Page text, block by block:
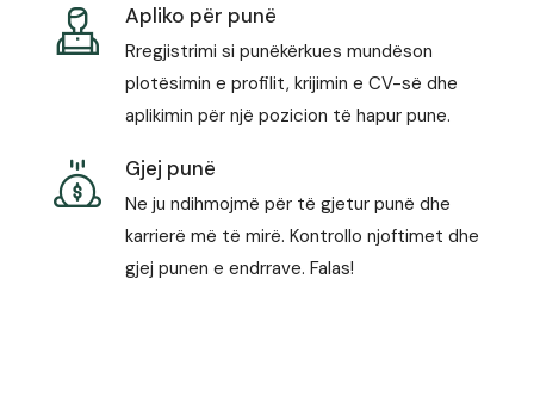
Apliko për punë
Rregjistrimi si punëkërkues mundëson
plotësimin e profilit, krijimin e CV-së dhe
aplikimin për një pozicion të hapur pune.
Gjej punë
Ne ju ndihmojmë për të gjetur punë dhe
karrierë më të mirë. Kontrollo njoftimet dhe
gjej punen e endrrave. Falas!